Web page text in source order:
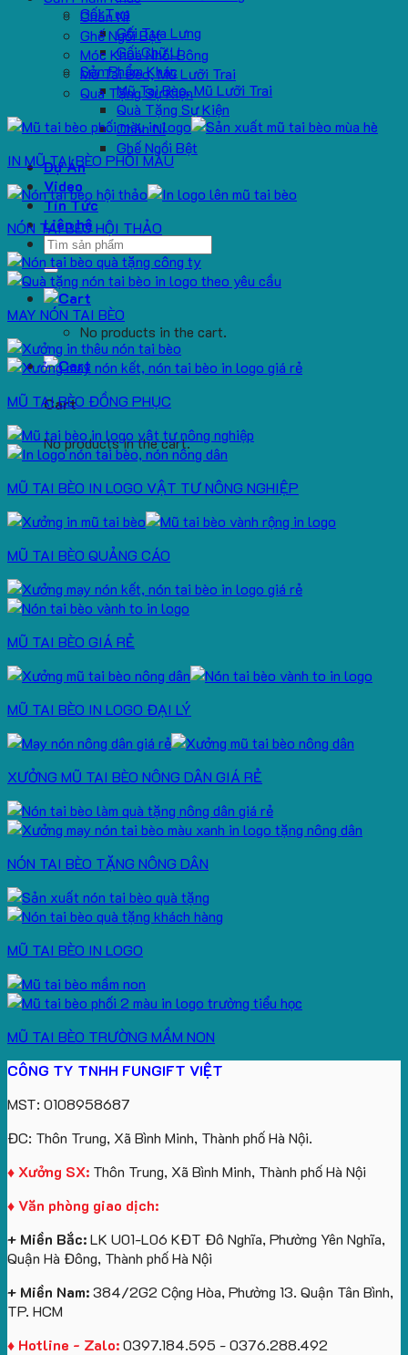
Gối Tựa
Gối Tựa Lưng
Gối Chữ U
Sản Phẩm Khác
Mũ Tai Bèo, Mũ Lưỡi Trai
Quà Tặng Sự Kiện
Chăn Nỉ
Ghế Ngồi Bệt
Dự Án
Video
Tin Tức
Liên hệ
Search
for:
No products in the cart.
Cart
No products in the cart.
Chăn Nỉ
Ghế Ngồi Bệt
Móc Khoá Nhồi Bông
Mũ Tai Bèo, Mũ Lưỡi Trai
Quà Tặng Sự Kiện
IN MŨ TAI BÈO PHỐI MÀU
NÓN TAI BÈO HỘI THẢO
MAY NÓN TAI BÈO
MŨ TAI BÈO ĐỒNG PHỤC
MŨ TAI BÈO IN LOGO VẬT TƯ NÔNG NGHIỆP
MŨ TAI BÈO QUẢNG CÁO
MŨ TAI BÈO GIÁ RẺ
MŨ TAI BÈO IN LOGO ĐẠI LÝ
XƯỞNG MŨ TAI BÈO NÔNG DÂN GIÁ RẺ
NÓN TAI BÈO TẶNG NÔNG DÂN
MŨ TAI BÈO IN LOGO
MŨ TAI BÈO TRƯỜNG MẦM NON
CÔNG TY TNHH FUNGIFT VIỆT
MST: 0108958687
ĐC: Thôn Trung, Xã Bình Minh, Thành phố Hà Nội.
♦ Xưởng SX: Thôn Trung, Xã Bình Minh, Thành phố Hà Nội
♦ Văn phòng giao dịch:
+ Miền Bắc:LK U01-L06 KĐT Đô Nghĩa, Phường Yên Nghĩa,
Quận Hà Đông, Thành phố Hà Nội
+ Miền Nam:384/2G2 Cộng Hòa, Phường 13. Quận Tân Bình,
TP. HCM
♦ Hotline - Zalo:0397.184.595 - 0376.288.492